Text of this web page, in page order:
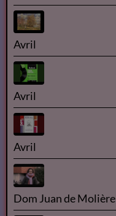
Avril
Avril
Avril
Dom Juan de Molière